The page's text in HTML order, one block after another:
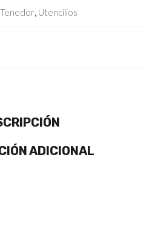
Tenedor, Utencilios
ADICIONAL